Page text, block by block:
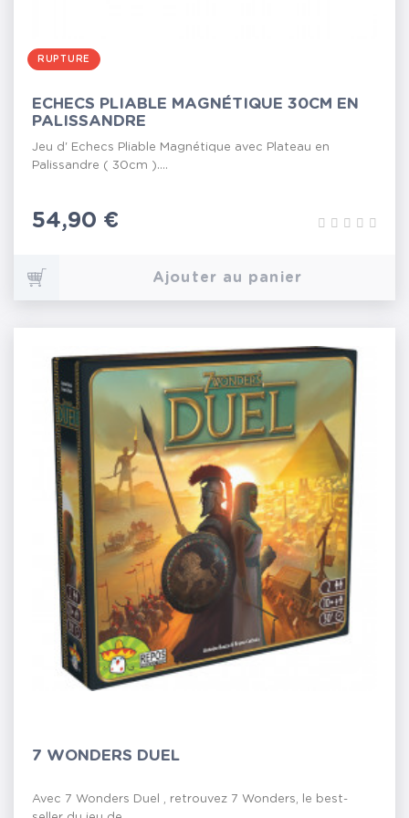
RUPTURE
ECHECS PLIABLE MAGNÉTIQUE 30CM EN
PALISSANDRE
Jeu d' Echecs Pliable Magnétique avec Plateau en
Palissandre ( 30cm )....
Prix
54,90 €
Ajouter au panier
7 WONDERS DUEL
Avec 7 Wonders Duel , retrouvez 7 Wonders, le best-